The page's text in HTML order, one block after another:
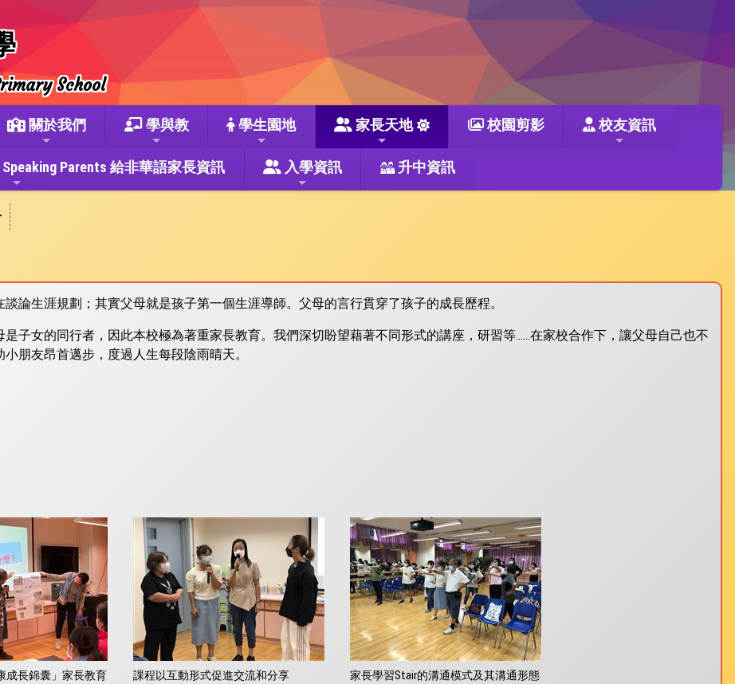
School
關於我們 學與教 學生園地 家長天地 校園剪影 校友資訊
Parents 給非華語家長資訊 入學資訊 升中資訊
論生涯規劃；其實父母就是孩子第一個生涯導師。父母的言行貫穿了孩子的成長歷程。
是子女的同行者，因此本校極為著重家長教育。我們深切盼望藉著不同形式的講座，研習等……在家校合作下，讓父母自己也不
朋友昂首邁步，度過人生每段陰雨晴天。
成長錦囊」家長教育
課程以互動形式促進交流和分享 家長學習Stair的溝通模式及其溝通形態